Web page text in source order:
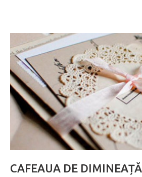
CAFEAUA DE DIMINEAȚĂ